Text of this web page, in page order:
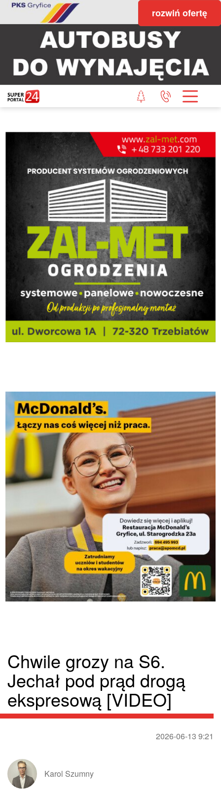
rozwiń ofertę
Chwile grozy na S6.
Jechał pod prąd drogą
ekspresową [VIDEO]
2026-06-13 9:21
Karol Szumny